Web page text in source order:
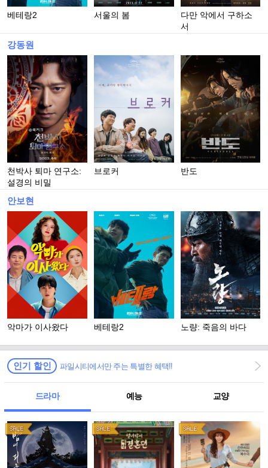
베테랑2 서울의 봄
다만 악에서 구하소
서
강동원
천박사 퇴마 연구소:
설경의 비밀
브로커 반도
안보현
악마가 이사왔다 베테랑2 노량: 죽음의 바다
인기 할인 파일시티에서만 주는 특별한 혜택!!
드라마 예능 교양